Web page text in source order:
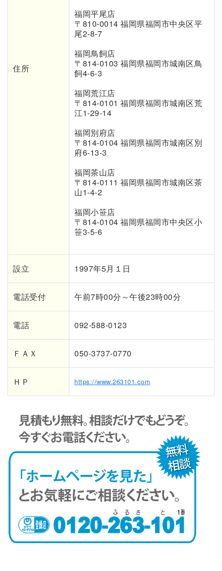
住所
福岡平尾店
〒810-0014 福岡県福岡市中央区平
尾2-8-7
福岡鳥飼店
〒814-0103 福岡県福岡市城南区鳥
飼4-6-3
福岡荒江店
〒 814-0101 福岡県福岡市城南区荒
江1-29-14
福岡別府店
〒814-0104 福岡県福岡市城南区別
府6-13-3
福岡茶山店
〒814-0111 福岡県福岡市城南区茶
山1-4-2
福岡小笹店
〒814-0104 福岡県福岡市中央区小
笹3-5-6
設立 1997年5月１日
電話受付 午前7時00分～午後23時00分
電話 092-588-0123
ＦＡＸ 050-3737-0770
ＨＰ https://www.263101.com